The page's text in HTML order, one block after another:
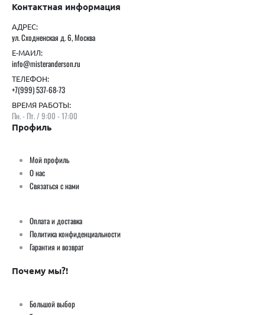
Контактная информация
АДРЕС:
ул. Сходненская д. 6, Москва
Е-МАИЛ:
info@misteranderson.ru
ТЕЛЕФОН:
+7(999) 537-68-73
ВРЕМЯ РАБОТЫ:
Пн. - Пт. / 9:00 - 17:00
Профиль
Мой профиль
О нас
Связаться с нами
Оплата и доставка
Политика конфиденциальности
Гарантия и возврат
Почему мы?!
Большой выбор